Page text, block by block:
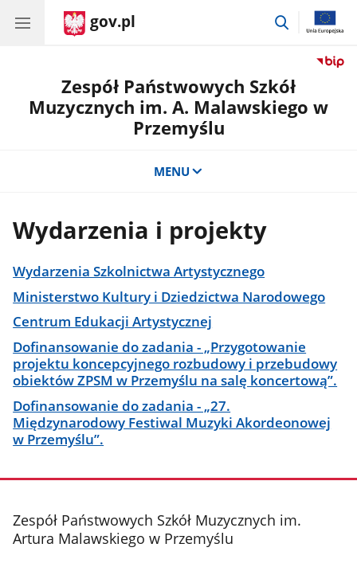
gov.pl
przejdź
Zespół Państwowych Szkół
Muzycznych im. A. Malawskiego w
Przemyślu
MENU
Wydarzenia i projekty
Wydarzenia Szkolnictwa Artystycznego
Ministerstwo Kultury i Dziedzictwa Narodowego
Centrum Edukacji Artystycznej
Dofinansowanie do zadania - „Przygotowanie
projektu koncepcyjnego rozbudowy i przebudowy
obiektów ZPSM w Przemyślu na salę koncertową”.
Dofinansowanie do zadania - „27.
Międzynarodowy Festiwal Muzyki Akordeonowej
w Przemyślu”.
stopka
Zespół Państwowych Szkół Muzycznych im.
Artura Malawskiego w Przemyślu